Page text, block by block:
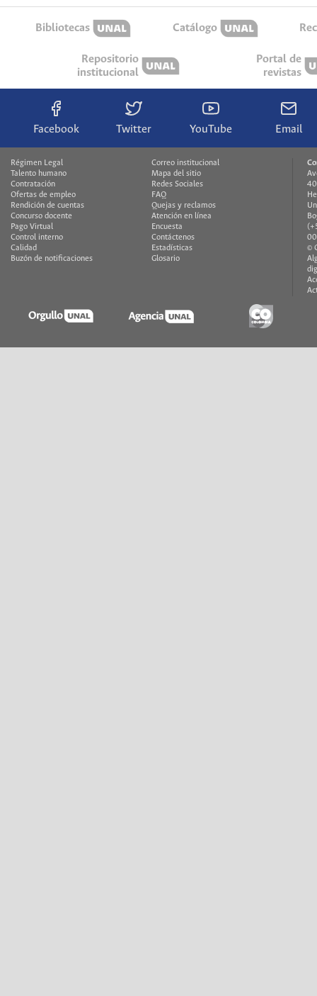
Bibliotecas Catálogo
Repositorio
institucional
Portal de
revistas
Facebook Twitter YouTube Email
Régimen Legal
Talento humano
Contratación
Ofertas de empleo
Rendición de cuentas
Concurso docente
Pago Virtual
Control interno
Calidad
Buzón de notificaciones
Correo institucional
Mapa del sitio
Redes Sociales
FAQ
Quejas y reclamos
Atención en línea
Encuesta
Contáctenos
Estadísticas
Glosario
©